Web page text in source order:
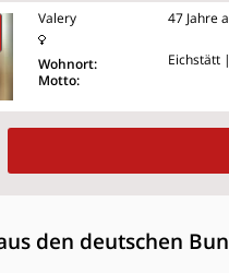
Valery
Wohnort:
Motto:
47 Jahre
Eichstätt
den deutschen